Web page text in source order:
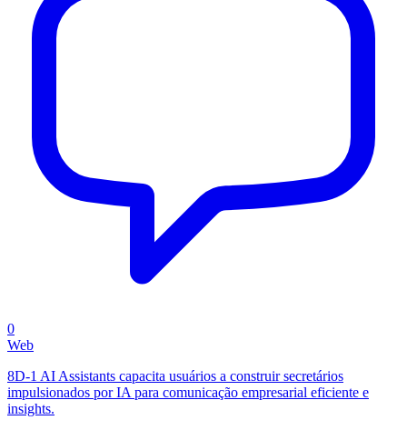
0
Web
8D-1 AI Assistants capacita usuários a construir secretários
impulsionados por IA para comunicação empresarial eficiente e
insights.